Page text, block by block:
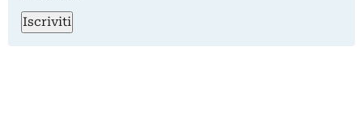
Iscriviti